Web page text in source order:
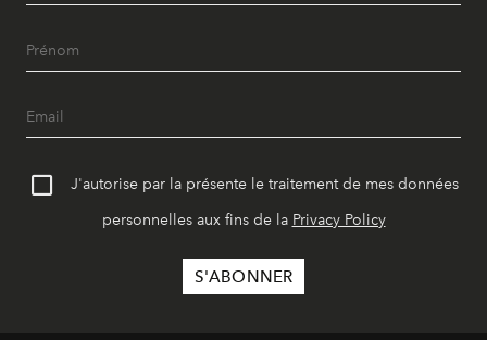
J'autorise par la présente le traitement de mes données
personnelles aux fins de la Privacy Policy